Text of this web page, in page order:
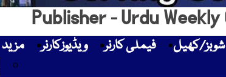
Publisher - Urdu
شوبز/کھیل فیملی کارنر ویڈیوزکارنر
مزید